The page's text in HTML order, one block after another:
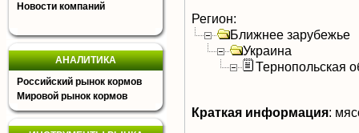
Новости компаний
АНАЛИТИКА
Российский рынок кормов
Мировой рынок кормов
Регион:
Ближнее зарубежье
Украина
Тернопольская
Краткая информация: